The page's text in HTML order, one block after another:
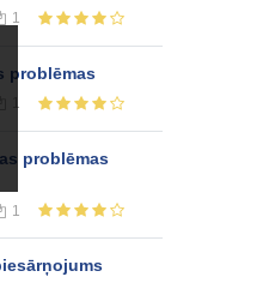
1
problēmas
1
problēmas
1